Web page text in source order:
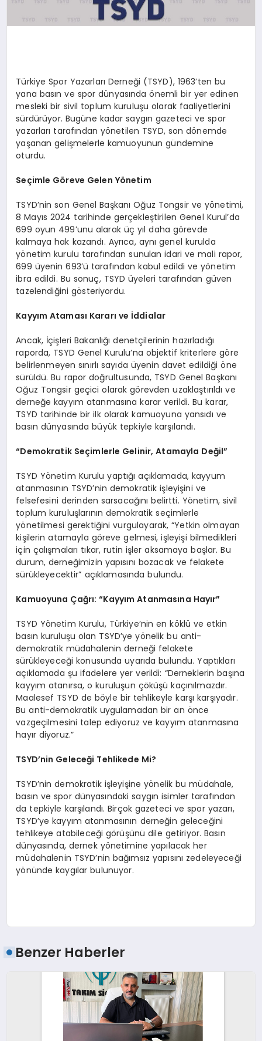
Türkiye Spor Yazarları Derneği (TSYD), 1963’ten bu
yana basın ve spor dünyasında önemli bir yer edinen
mesleki bir sivil toplum kuruluşu olarak faaliyetlerini
sürdürüyor. Bugüne kadar saygın gazeteci ve spor
yazarları tarafından yönetilen TSYD, son dönemde
yaşanan gelişmelerle kamuoyunun gündemine
oturdu.
Seçimle Göreve Gelen Yönetim
TSYD’nin son Genel Başkanı Oğuz Tongsir ve yönetimi,
8 Mayıs 2024 tarihinde gerçekleştirilen Genel Kurul’da
699 oyun 499’unu alarak üç yıl daha görevde
kalmaya hak kazandı. Ayrıca, aynı genel kurulda
yönetim kurulu tarafından sunulan idari ve mali rapor,
699 üyenin 693’ü tarafından kabul edildi ve yönetim
ibra edildi. Bu sonuç, TSYD üyeleri tarafından güven
tazelendiğini gösteriyordu.
Kayyım Ataması Kararı ve İddialar
Ancak, İçişleri Bakanlığı denetçilerinin hazırladığı
raporda, TSYD Genel Kurulu’na objektif kriterlere göre
belirlenmeyen sınırlı sayıda üyenin davet edildiği öne
sürüldü. Bu rapor doğrultusunda, TSYD Genel Başkanı
Oğuz Tongsir geçici olarak görevden uzaklaştırıldı ve
derneğe kayyım atanmasına karar verildi. Bu karar,
TSYD tarihinde bir ilk olarak kamuoyuna yansıdı ve
basın dünyasında büyük tepkiyle karşılandı.
“Demokratik Seçimlerle Gelinir, Atamayla Değil”
TSYD Yönetim Kurulu yaptığı açıklamada, kayyum
atanmasının TSYD’nin demokratik işleyişini ve
felsefesini derinden sarsacağını belirtti. Yönetim, sivil
toplum kuruluşlarının demokratik seçimlerle
yönetilmesi gerektiğini vurgulayarak, “Yetkin olmayan
kişilerin atamayla göreve gelmesi, işleyişi bilmedikleri
için çalışmaları tıkar, rutin işler aksamaya başlar. Bu
durum, derneğimizin yapısını bozacak ve felakete
sürükleyecektir” açıklamasında bulundu.
Kamuoyuna Çağrı: “Kayyım Atanmasına Hayır”
TSYD Yönetim Kurulu, Türkiye’nin en köklü ve etkin
basın kuruluşu olan TSYD’ye yönelik bu anti-
demokratik müdahalenin derneği felakete
sürükleyeceği konusunda uyarıda bulundu. Yaptıkları
açıklamada şu ifadelere yer verildi: “Derneklerin başına
kayyım atanırsa, o kuruluşun çöküşü kaçınılmazdır.
Maalesef TSYD de böyle bir tehlikeyle karşı karşıyadır.
Bu anti-demokratik uygulamadan bir an önce
vazgeçilmesini talep ediyoruz ve kayyım atanmasına
hayır diyoruz.”
TSYD’nin Geleceği Tehlikede Mi?
TSYD’nin demokratik işleyişine yönelik bu müdahale,
basın ve spor dünyasındaki saygın isimler tarafından
da tepkiyle karşılandı. Birçok gazeteci ve spor yazarı,
TSYD’ye kayyım atanmasının derneğin geleceğini
tehlikeye atabileceği görüşünü dile getiriyor. Basın
dünyasında, dernek yönetimine yapılacak her
müdahalenin TSYD’nin bağımsız yapısını zedeleyeceği
yönünde kaygılar bulunuyor.
Benzer Haberler